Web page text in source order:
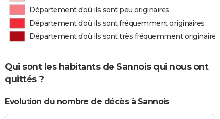
Département d'où ils sont peu originaires
Département d'où ils sont fréquemment originaires
Département d'où ils sont très fréquemment originaires
Qui sont les habitants de Sannois qui nous ont
quittés ?
Evolution du nombre de décès à Sannois